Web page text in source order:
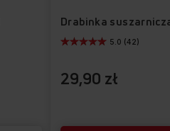
29,90 zł
Drabinka
5.0 (42)